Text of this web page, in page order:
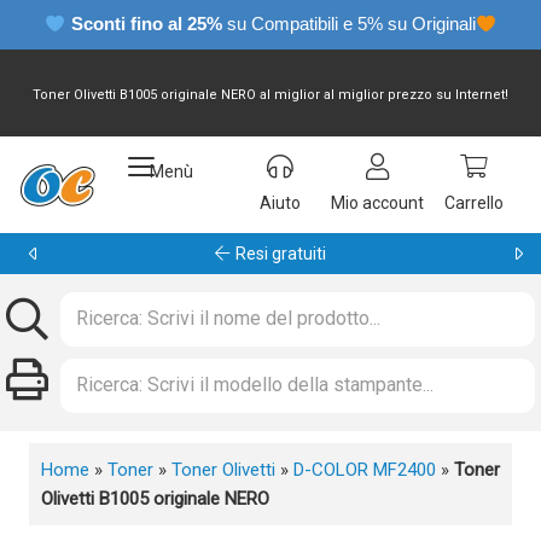
Sconti fino al 25% su Compatibili e 5% su Originali
Toner Olivetti B1005 originale NERO al miglior al miglior prezzo su Internet!
Menù
Aiuto
Mio account Carrello
Garanzia 24 mesi
Home » Toner » Toner Olivetti » D-COLOR MF2400 » Toner
Olivetti B1005 originale NERO